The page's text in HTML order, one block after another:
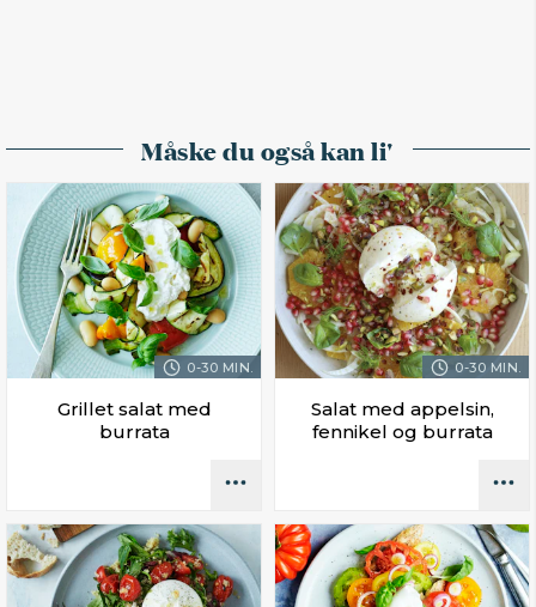
Måske du også kan li'
0-30 MIN.
Grillet salat med
burrata
0-30 MIN.
Salat med appelsin,
fennikel og burrata